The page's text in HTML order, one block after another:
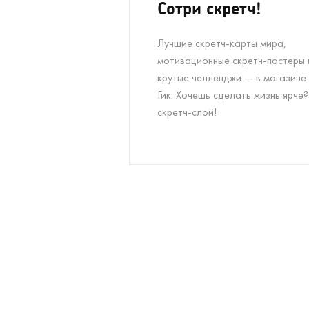
Сотри скретч!
Лучшие скретч-карты мира,
мотивационные скретч-постеры
крутые челленджи — в
Гик. Хочешь сделать жизнь
скретч-слой!